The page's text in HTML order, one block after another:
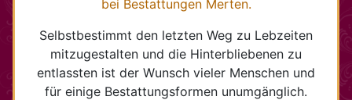
bei Bestattungen Merten.
Selbstbestimmt den letzten Weg zu Lebzeiten
mitzugestalten und die Hinterbliebenen zu
entlassten ist der Wunsch vieler Menschen und
für einige Bestattungsformen unumgänglich.